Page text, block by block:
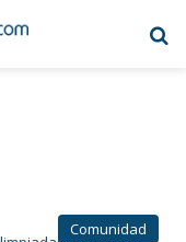
Comunidad